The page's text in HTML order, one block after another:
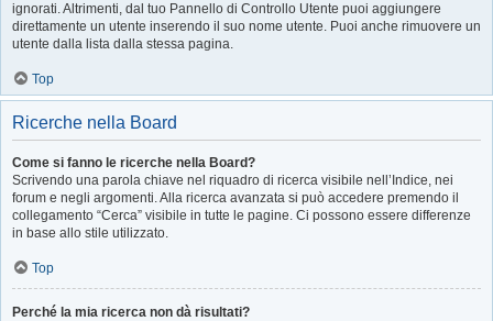
ignorati. Altrimenti, dal tuo Pannello di Controllo Utente puoi aggiungere
direttamente un utente inserendo il suo nome utente. Puoi anche rimuovere un
utente dalla lista dalla stessa pagina.
Top
Ricerche nella Board
Come si fanno le ricerche nella Board?
Scrivendo una parola chiave nel riquadro di ricerca visibile nell’Indice, nei
forum e negli argomenti. Alla ricerca avanzata si può accedere premendo il
collegamento “Cerca” visibile in tutte le pagine. Ci possono essere differenze
in base allo stile utilizzato.
Top
Perché la mia ricerca non dà risultati?